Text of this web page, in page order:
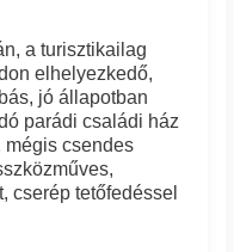
a turisztikailag
elhelyezkedő,
jó állapotban
parádi családi ház
mégis csendes
cserép tetőfedéssel